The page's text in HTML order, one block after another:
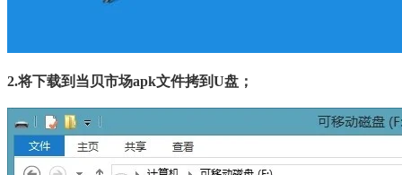
2.将下载到当贝市场apk文件拷到U盘；